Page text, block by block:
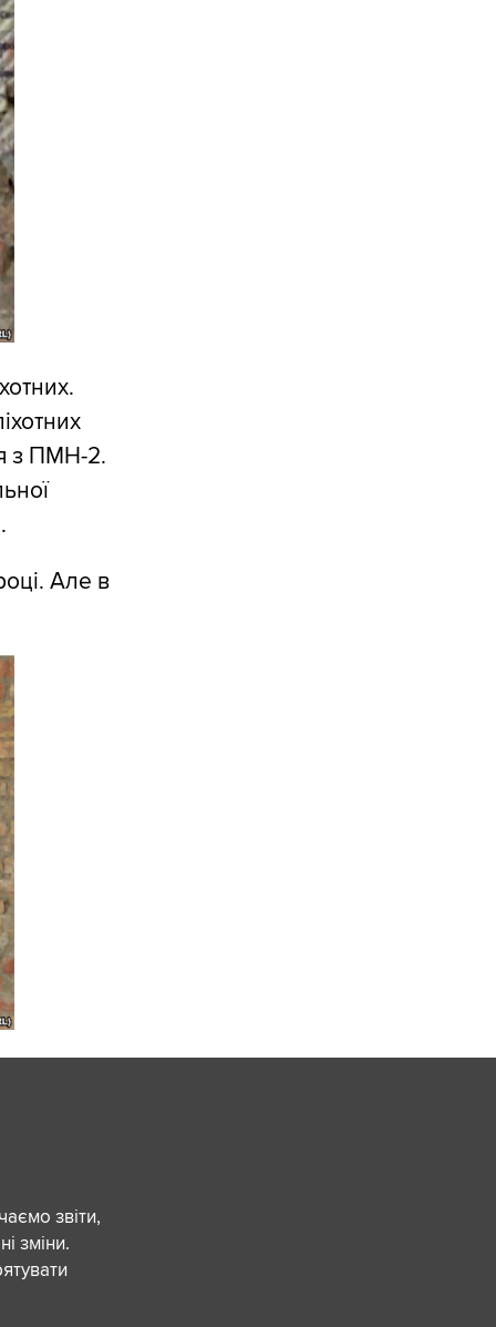
з ПМН-2.
Але в
звіти,
зміни.